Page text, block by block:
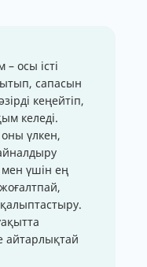
осы істі
сапасын
кеңейтіп,
келеді.
үлкен,
үшін ең
айтарлықтай